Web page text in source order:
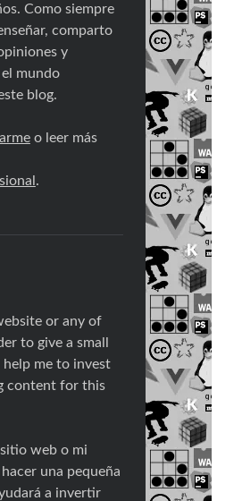
Como siempre
comparto
y
mundo
blog.
o leer más
.
or any of
to give a small
me to invest
content for this
web o mi
una pequeña
a invertir